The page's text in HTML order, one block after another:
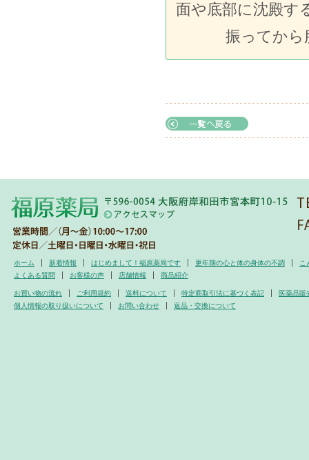
面や底部に沈殿す
振ってから服
ホーム 新着情報 はじめまして！福原薬局です 更年期の心と体の身体の不調
こ
よくある質問
お客様の声 店舗情報 商品紹介
お買い物の流れ ご利用規約 送料について 特定商取引法に基づく表記
医薬品販
個人情報の取り扱いについて
お問い合わせ 返品・交換について